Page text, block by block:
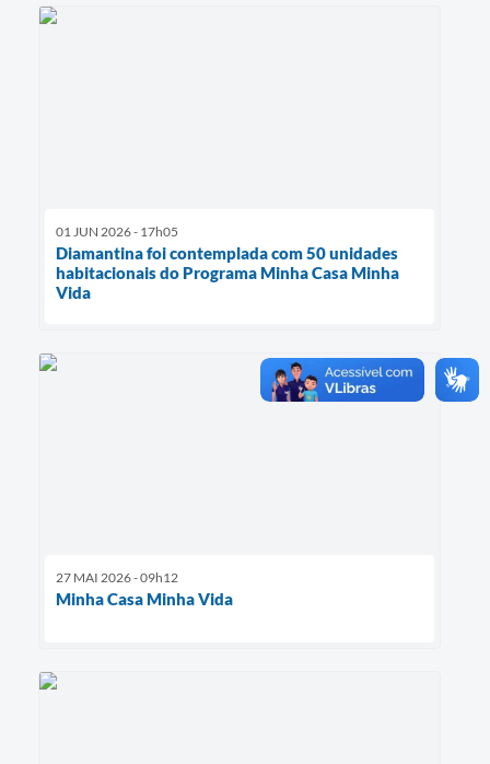
01 JUN 2026 - 17h05
Diamantina foi contemplada com 50 unidades
habitacionais do Programa Minha Casa Minha
Vida
27 MAI 2026 - 09h12
Minha Casa Minha Vida